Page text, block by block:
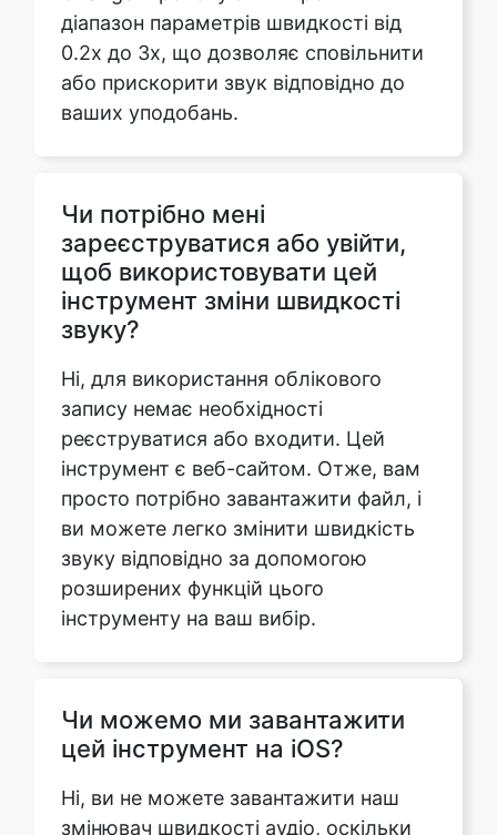
ваших уподобань.
Чи потрібно мені
інструмент зміни швидкості
звуку?
Ні, для використання облікового
запису немає необхідності
реєструватися або входити. Цей
інструмент є веб-сайтом. Отже, вам
просто потрібно завантажити файл, і
ви можете легко змінити швидкість
звуку відповідно за допомогою
розширених функцій цього
інструменту на ваш вибір.
Чи можемо ми завантажити
змінювач швидкості аудіо, оскільки
це веб-інструмент. Отже, ви не
можете завантажити це на свій
пристрій iOS, ні завантажити цей